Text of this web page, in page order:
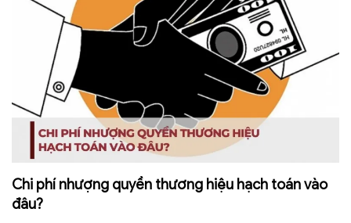
Chi phí nhượng quyền thương hiệu hạch toán vào
đâu?